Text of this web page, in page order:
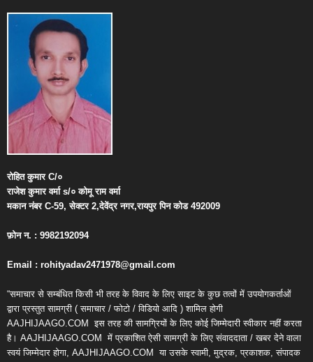
रोहित कुमारC/०
राजेश कुमार वर्माs/० कोमू राम वर्मा
मकान नंबरC-59,सेक्टर2,देवेंद्र नगर,रायपुर पिन कोड492009
फ़ोन न. : 9982192094
Email : rohityadav2471978@gmail.com
“समाचार से सम्बंधित किसी भी तरह के विवाद के लिए साइट के कुछ तत्वों में उपयोगकर्ताओं
द्वारा प्रस्तुत सामग्री ( समाचार / फोटो / विडियो आदि ) शामिल होगी
AAJHIJAAGO.COM इस तरह की सामग्रियों के लिए कोई जिम्मेदारी स्वीकार नहीं करता
है। AAJHIJAAGO.COM में प्रकाशित ऐसी सामग्री के लिए संवाददाता / खबर देने वाला
स्वयं जिम्मेदार होगा, AAJHIJAAGO.COM या उसके स्वामी, मुद्रक, प्रकाशक, संपादक